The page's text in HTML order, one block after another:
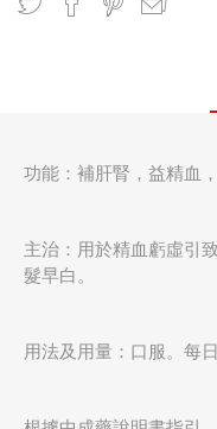
功能：補肝腎，益精血
主治：用於精血虧虛引
髮早白。
用法及用量：口服。每